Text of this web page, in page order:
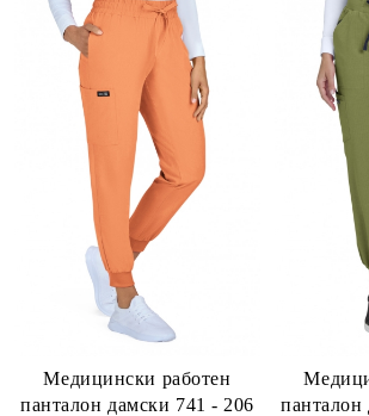
Медицински работен
панталон дамски 741 - 206
панталон